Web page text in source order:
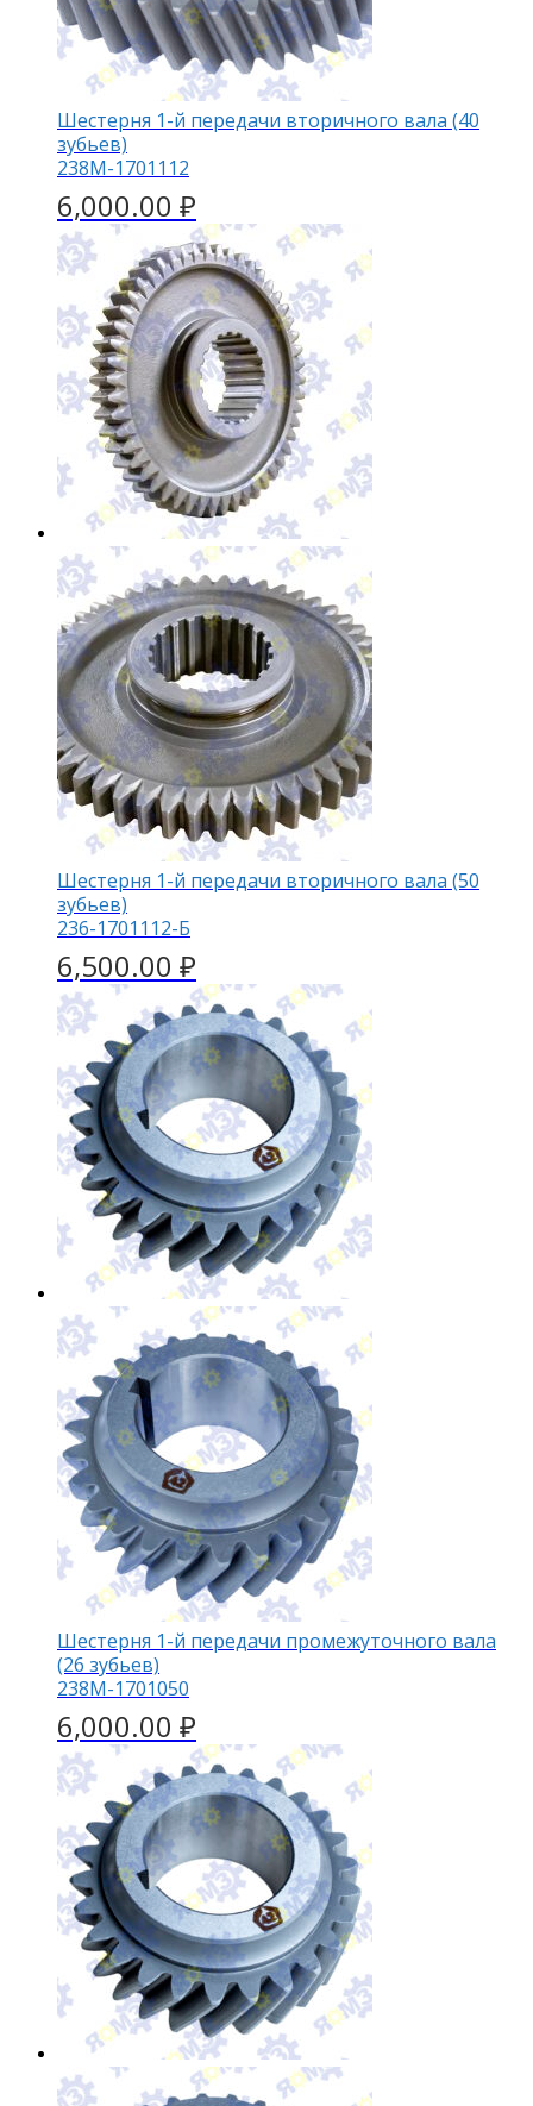
Шестерня 1-й передачи вторичного вала (40
зубьев)
238М-1701112
6,000.00 ₽
Шестерня 1-й передачи вторичного вала (50
зубьев)
236-1701112-Б
6,500.00 ₽
Шестерня 1-й передачи промежуточного вала
(26 зубьев)
238М-1701050
6,000.00 ₽